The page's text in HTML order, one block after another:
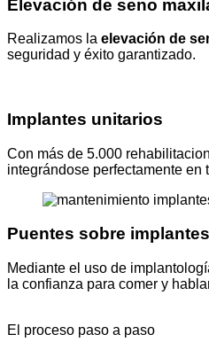
Elevación de seno
Realizamos la elevación de
seguridad y éxito garantizado.
Implantes unitarios
Con más de 5.000
integrándose perfectamente en
Puentes sobre implantes
Mediante el uso de
la confianza para comer y
El proceso paso a paso